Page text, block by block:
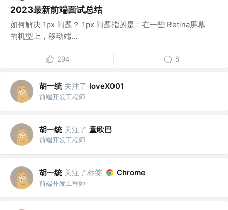
2023最新前端面试总结
如何解决 1px 问题？ 1px 问题指的是：在一些 Retina屏幕
的机型上，移动端...
294 8
胡一统 关注了 loveX001
前端开发工程师
胡一统 关注了 童欧巴
前端开发工程师
胡一统 关注了标签 Chrome
前端开发工程师